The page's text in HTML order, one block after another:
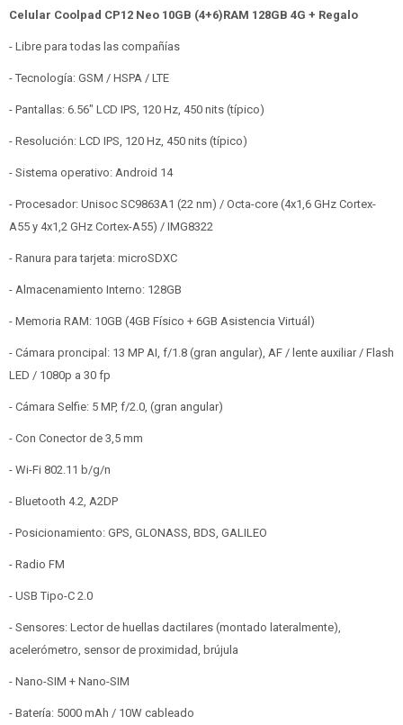
Celular Coolpad CP12 Neo 10GB (4+6)RAM 128GB 4G + Regalo
- Libre para todas las compañías
- Tecnología: GSM / HSPA / LTE
- Pantallas: 6.56" LCD IPS, 120 Hz, 450 nits (típico)
- Resolución: LCD IPS, 120 Hz, 450 nits (típico)
- Sistema operativo: Android 14
- Procesador: Unisoc SC9863A1 (22 nm) / Octa-core (4x1,6 GHz Cortex-
A55 y 4x1,2 GHz Cortex-A55) / IMG8322
- Ranura para tarjeta: microSDXC
- Almacenamiento Interno: 128GB
- Memoria RAM: 10GB (4GB Físico + 6GB Asistencia Virtuál)
- Cámara proncipal: 13 MP AI, f/1.8 (gran angular), AF / lente auxiliar / Flash
LED / 1080p a 30 fp
- Cámara Selfie: 5 MP, f/2.0, (gran angular)
- Con Conector de 3,5 mm
- Wi-Fi 802.11 b/g/n
- Bluetooth 4.2, A2DP
- Posicionamiento: GPS, GLONASS, BDS, GALILEO
- Radio FM
- USB Tipo-C 2.0
- Sensores: Lector de huellas dactilares (montado lateralmente),
acelerómetro, sensor de proximidad, brújula
- Nano-SIM + Nano-SIM
- Batería: 5000 mAh / 10W cableado